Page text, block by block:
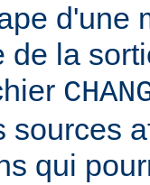
d'une
de la
sources
qui